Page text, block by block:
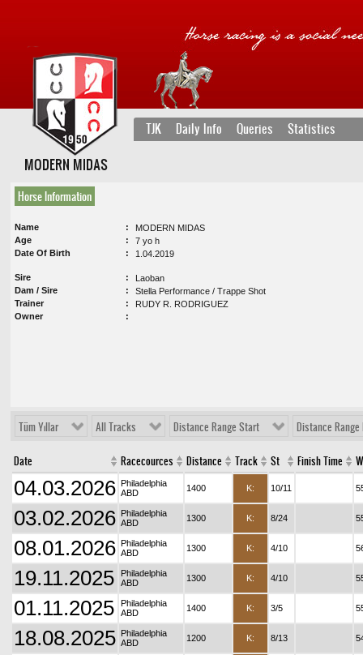
TJK Daily Info Queries Statistics
MODERN MIDAS
Horse Information
Name
MODERN MIDAS
Age
7 yo h
Date Of Birth
1.04.2019
Sire
Laoban
Dam / Sire
Stella Performance / Trappe Shot
Trainer
RUDY R. RODRIGUEZ
Owner
Tüm Yıllar All Tracks Distance Range Start Distance Range
Date Racecources Distance Track St Finish Time
04.03.2026 Philadelphia
ABD
1400 K: 10/11
03.02.2026 Philadelphia
ABD
1300 K: 8/24
08.01.2026 Philadelphia
ABD
1300 K: 4/10
19.11.2025
Philadelphia
ABD
1300 K: 4/10
01.11.2025
Philadelphia
ABD
1400 K: 3/5
18.08.2025 Philadelphia
ABD
1200 K: 8/13